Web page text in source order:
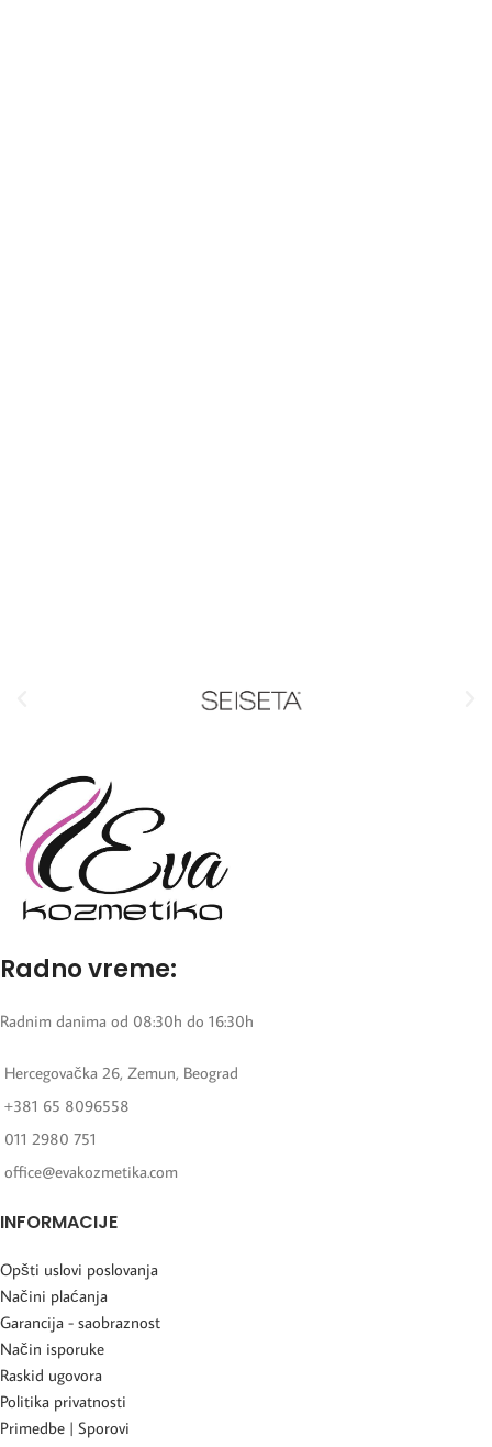
Radno vreme:
Radnim danima od 08:30h do 16:30h
Hercegovačka 26, Zemun, Beograd
+381 65 8096558
011 2980 751
office@evakozmetika.com
INFORMACIJE
Opšti uslovi poslovanja
Načini plaćanja
Garancija - saobraznost
Način isporuke
Raskid ugovora
Politika privatnosti
Primedbe | Sporovi